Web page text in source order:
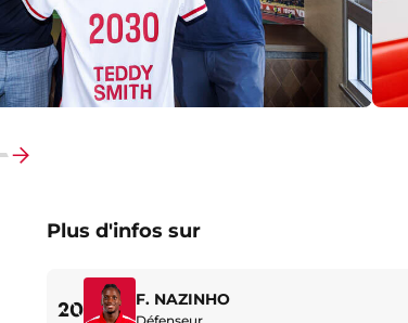
versPlus d'infos sur
20 F. NAZINHO